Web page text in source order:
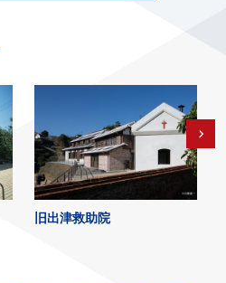
旧出津救助院